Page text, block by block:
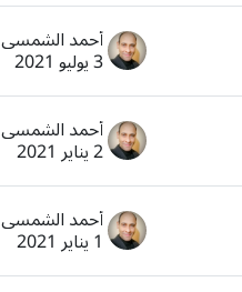
أحمد الشمسي
3 يوليو 2021
أحمد الشمسي
2 يناير 2021
أحمد الشمسي
1 يناير 2021